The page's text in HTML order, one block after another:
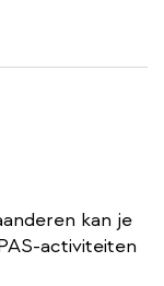
kan je
activiteiten